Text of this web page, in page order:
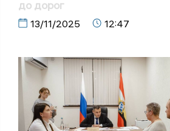
до дорог
13/11/2025 12:47